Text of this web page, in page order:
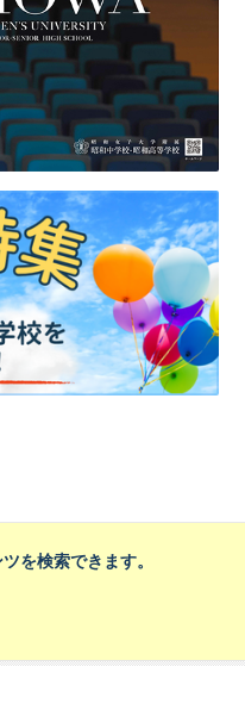
を検索できます。